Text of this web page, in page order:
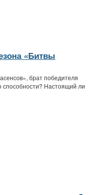
«Битвы
брат победителя
способности? Настоящий ли